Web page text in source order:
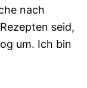
nach
seid,
um. Ich bin